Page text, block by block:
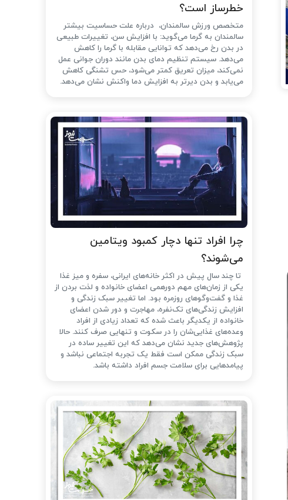
خطرساز است؟
متخصص ورزش سالمندان، درباره علت حساسیت بیشتر
سالمندان به گرما می‌گوید: با افزایش سن، تغییرات طبیعی
در بدن رخ می‌دهد که توانایی مقابله با گرما را کاهش
می‌دهد. سیستم تنظیم دمای بدن مانند دوران جوانی عمل
نمی‌کند، میزان تعریق کمتر می‌شود، حس تشنگی کاهش
می‌یابد و بدن دیرتر به افزایش دما واکنش نشان می‌دهد.
چرا افراد تنها دچار کمبود ویتامین
می‌شوند؟
تا چند سال پیش در اکثر خانه‌های ایرانی، سفره و میز غذا
یکی از زمان‌های مهم دورهمی اعضای خانواده و لذت بردن از
غذا و گفت‌وگوهای روزمره بود. اما تغییر سبک زندگی و
افزایش زندگی‌های تک‌نفره، مهاجرت و دور شدن اعضای
خانواده از یکدیگر باعث شده که تعداد زیادی از افراد
وعده‌های غذایی‌شان را در سکوت و تنهایی صرف کنند. حالا
پژوهش‌های جدید نشان می‌دهد که این تغییر ساده در
سبک زندگی ممکن است فقط یک تجربه اجتماعی نباشد و
پیامدهایی برای سلامت جسم افراد داشته باشد.